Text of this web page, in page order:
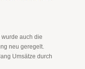
auch die
neu geregelt.
Umsätze durch